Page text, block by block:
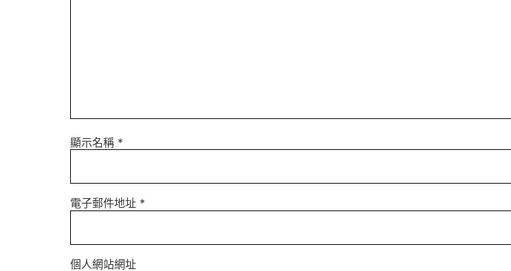
顯示名稱 *
電子郵件地址 *
個人網站網址